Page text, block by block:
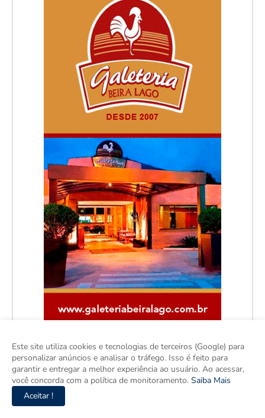
Facebook
Este site utiliza cookies e tecnologias de terceiros (Google) para
personalizar anúncios e analisar o tráfego. Isso é feito para
garantir e entregar a melhor experiência ao usuário. Ao acessar,
você concorda com a política de monitoramento. Saiba Mais
Aceitar !